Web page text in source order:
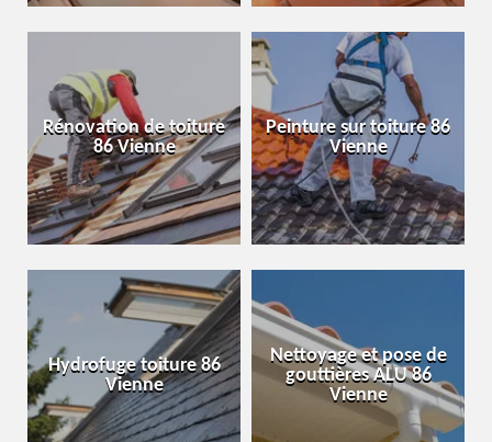
Rénovation de toiture
86 Vienne
Peinture sur toiture 86
Vienne
Hydrofuge toiture 86
Vienne
Nettoyage et pose de
gouttières ALU 86
Vienne